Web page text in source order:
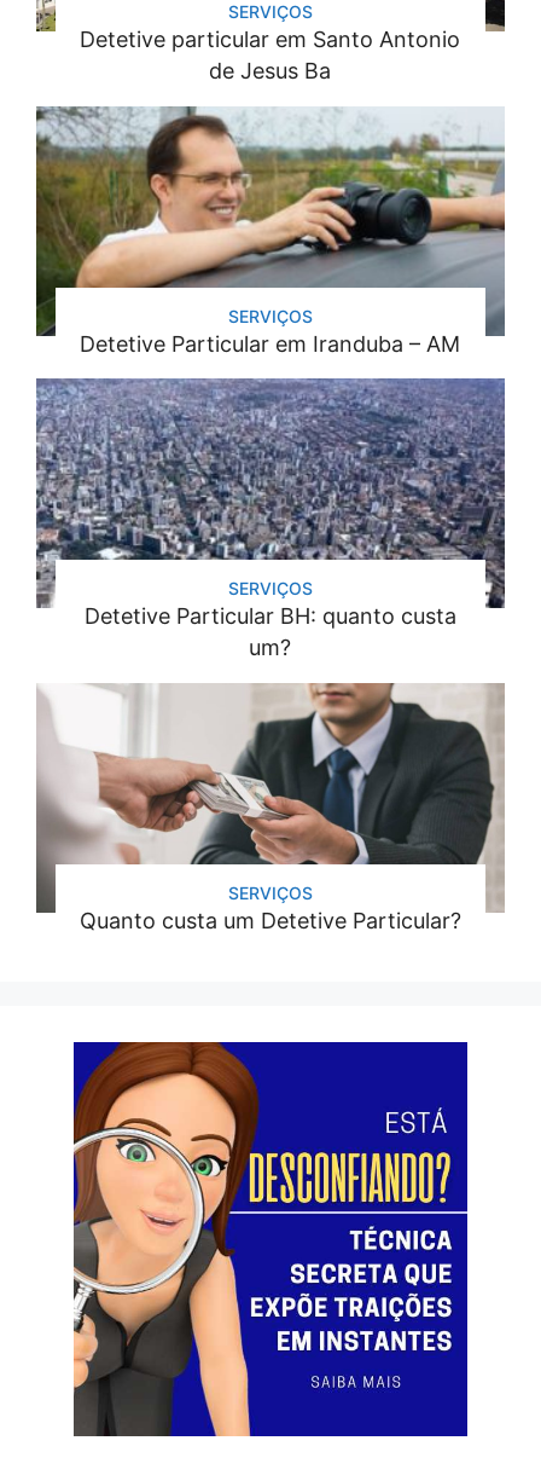
SERVIÇOS
Detetive particular em Santo Antonio
de Jesus Ba
SERVIÇOS
Detetive Particular em Iranduba – AM
SERVIÇOS
Detetive Particular BH: quanto custa
um?
SERVIÇOS
Quanto custa um Detetive Particular?